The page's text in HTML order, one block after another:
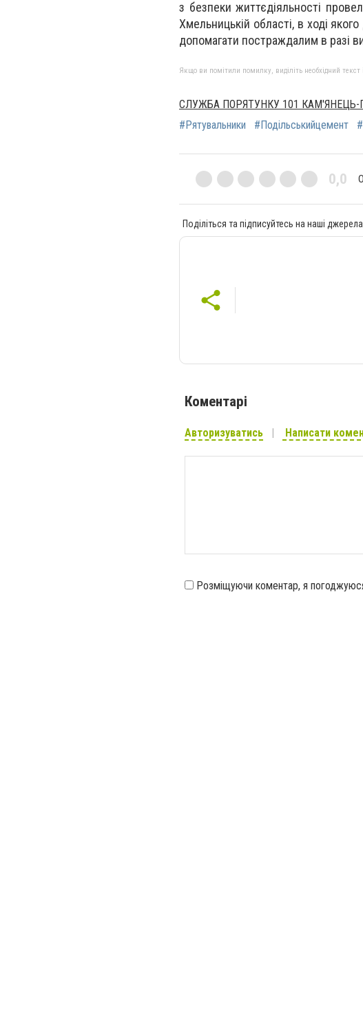
з безпеки життєдіяльності
Хмельницькій області, в ході
допомагати постраждалим в разі
Якщо ви помітили помилку, виділіть необхідний
СЛУЖБА ПОРЯТУНКУ 101 КАМ'ЯНЕЦЬ-
#Рятувальники
#Подільськийцемент
0,0
Поділіться та підписуйтесь на наші джерела
Коментарі
Авторизуватись Написати
Розміщуючи коментар, я